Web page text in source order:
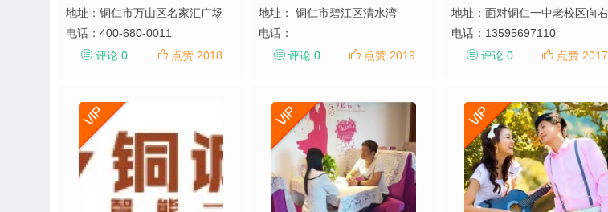
地址：铜仁市万山区名家汇广场
电话： 400-680-0011
评论 0
点赞 2018
地址： 铜仁市碧江区清水湾
电话：
评论 0
点赞 2019
电话： 13595697110
评论 0
点赞 2017